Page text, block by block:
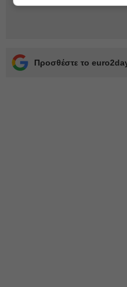
Προσθέστε το